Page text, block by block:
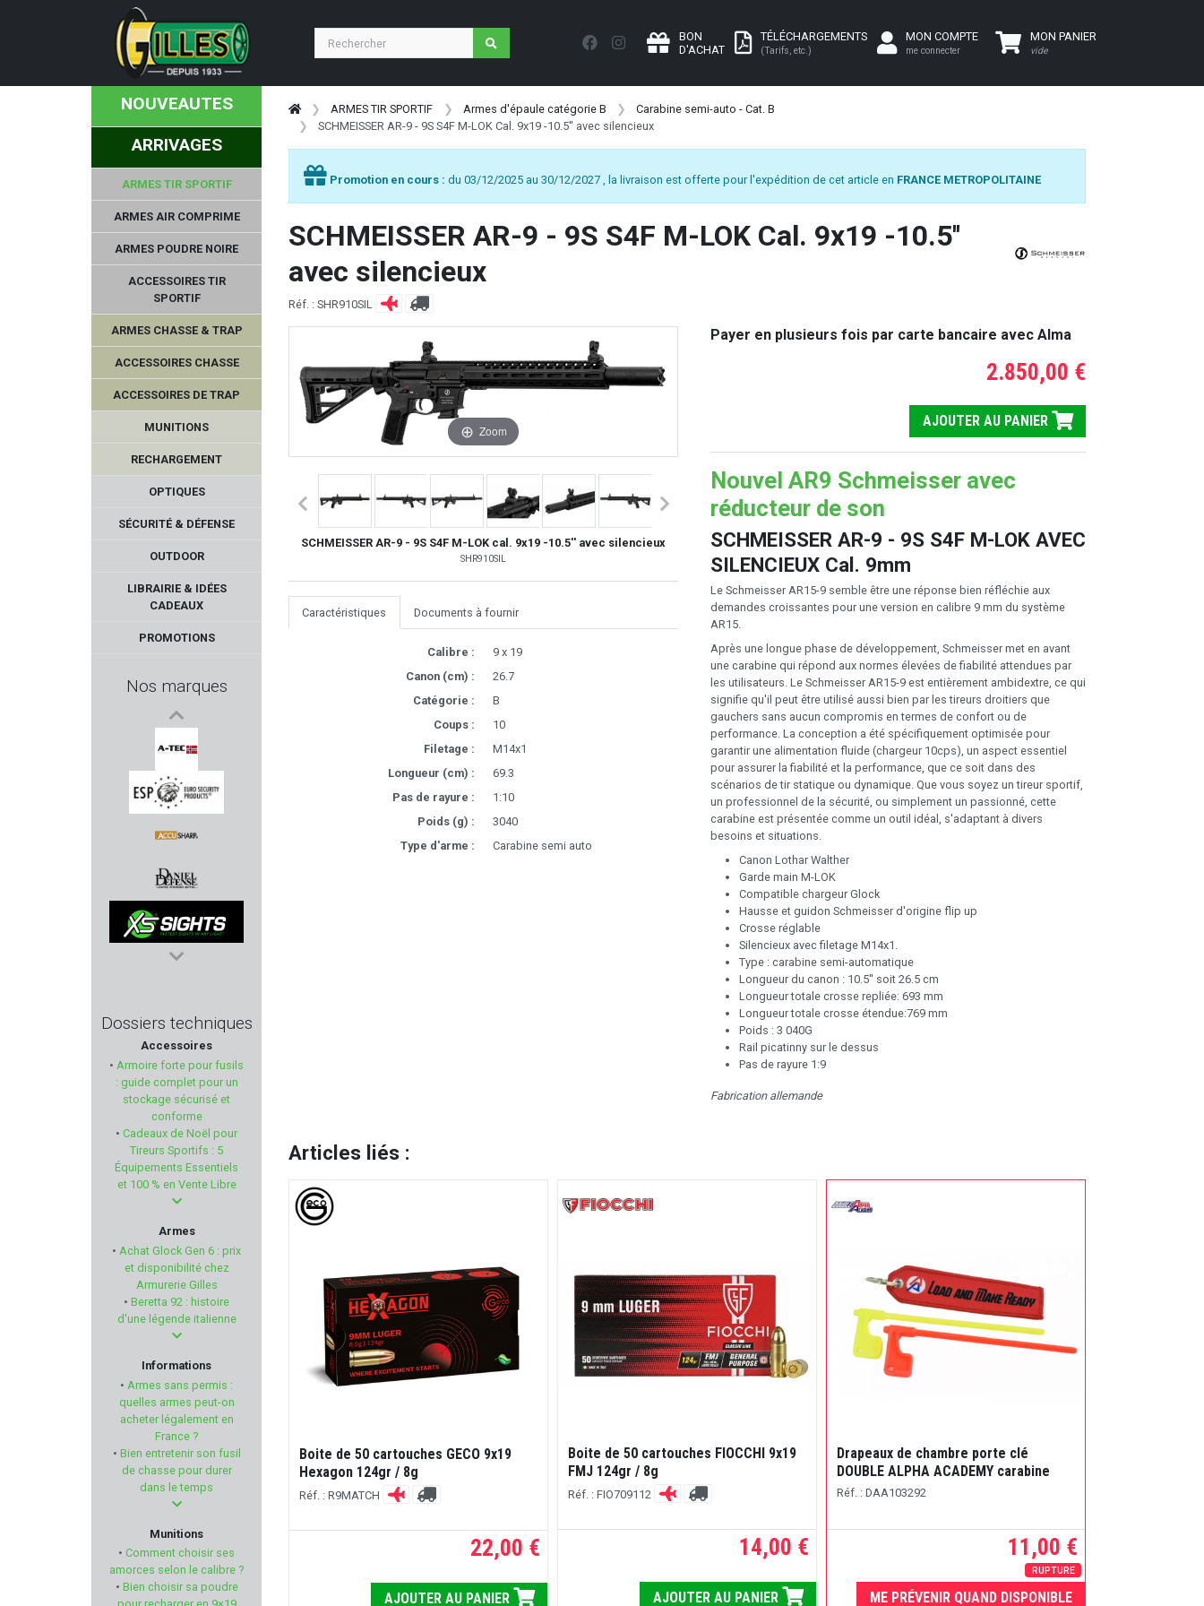
BON
D'ACHAT
TÉLÉCHARGEMENTS
(Tarifs, etc.)
MON COMPTE
me connecter
MON PANIER
vide
NOUVEAUTES
ARRIVAGES
ARMES TIR SPORTIF
ARMES AIR COMPRIME
ARMES POUDRE NOIRE
ACCESSOIRES TIR
SPORTIF
ARMES CHASSE & TRAP
ACCESSOIRES CHASSE
ACCESSOIRES DE TRAP
MUNITIONS
RECHARGEMENT
OPTIQUES
SÉCURITÉ & DÉFENSE
OUTDOOR
LIBRAIRIE & IDÉES
CADEAUX
PROMOTIONS
Nos marques
RECKNAGEL
A-TEC
ESP
ACCU SHARP
DANIEL DEFENSE
XS SIGHTS
ELEMENT-OPTIC
T4E
BROWNING
GSG - German Sport Gun
CANIK
LEATHERMAN
BLACK BEASTS
MFS AMMUNITION
ZASTAVA
CALDWELL
Dossiers techniques
Accessoires
• Armoire forte pour fusils
: guide complet pour un
stockage sécurisé et
conforme
• Cadeaux de Noël pour
Tireurs Sportifs : 5
Équipements Essentiels
et 100 % en Vente Libre
Armes
• Achat Glock Gen 6 : prix
et disponibilité chez
Armurerie Gilles
• Beretta 92 : histoire
d'une légende italienne
Informations
• Armes sans permis :
quelles armes peut-on
acheter légalement en
France ?
• Bien entretenir son fusil
de chasse pour durer
dans le temps
Munitions
• Comment choisir ses
amorces selon le calibre ?
• Bien choisir sa poudre
ARMES TIR SPORTIF Armes d'épaule catégorie B
Carabine semi-auto - Cat. B
SCHMEISSER AR-9 - 9S S4F M-LOK Cal. 9x19 -10.5'' avec silencieux
Promotion en cours : du 03/12/2025 au 30/12/2027 , la livraison est offerte pour l'expédition de cet article en FRANCE METROPOLITAINE
SCHMEISSER AR-9 - 9S S4F M-LOK Cal. 9x19 -10.5''
avec silencieux
Réf. : SHR910SIL
Zoom
SCHMEISSER AR-9 - 9S S4F M-LOK cal. 9x19 -10.5'' avec silencieux
SHR910SIL
Caractéristiques Documents à fournir
Calibre :
9 x 19
Canon (cm) :
26.7
Catégorie :
B
Coups :
10
Filetage :
M14x1
Longueur (cm) :
69.3
Pas de rayure :
1:10
Poids (g) :
3040
Type d'arme :
Carabine semi auto
Payer en plusieurs fois par carte bancaire avec Alma
2.850,00 €
AJOUTER AU PANIER
Nouvel AR9 Schmeisser avec
réducteur de son
SCHMEISSER AR-9 - 9S S4F M-LOK AVEC
SILENCIEUX Cal. 9mm
Le Schmeisser AR15-9 semble être une réponse bien réfléchie aux
demandes croissantes pour une version en calibre 9 mm du système
AR15.
Après une longue phase de développement, Schmeisser met en avant
une carabine qui répond aux normes élevées de fiabilité attendues par
les utilisateurs. Le Schmeisser AR15-9 est entièrement ambidextre, ce qui
signifie qu'il peut être utilisé aussi bien par les tireurs droitiers que
gauchers sans aucun compromis en termes de confort ou de
performance. La conception a été spécifiquement optimisée pour
garantir une alimentation fluide (chargeur 10cps), un aspect essentiel
pour assurer la fiabilité et la performance, que ce soit dans des
scénarios de tir statique ou dynamique. Que vous soyez un tireur sportif,
un professionnel de la sécurité, ou simplement un passionné, cette
carabine est présentée comme un outil idéal, s'adaptant à divers
besoins et situations.
Canon Lothar Walther
Garde main M-LOK
Compatible chargeur Glock
Hausse et guidon Schmeisser d'origine flip up
Crosse réglable
Silencieux avec filetage M14x1.
Type : carabine semi-automatique
Longueur du canon : 10.5'' soit 26.5 cm
Longueur totale crosse repliée: 693 mm
Longueur totale crosse étendue:769 mm
Poids : 3 040G
Rail picatinny sur le dessus
Pas de rayure 1:9
Fabrication allemande
Articles liés :
Chargeur 29 coups GLOCK pour PCC
60,00 €
AJOUTER AU PANIER
Boite de 50 cartouches GECO 9x19
Hexagon 124gr / 8g
Réf. : R9MATCH
22,00 €
AJOUTER AU PANIER
Boite de 50 cartouches FIOCCHI 9x19
FMJ 124gr / 8g
Réf. : FIO709112
14,00 €
AJOUTER AU PANIER
Drapeaux de chambre porte clé
DOUBLE ALPHA ACADEMY carabine
Réf. : DAA103292
11,00 €
RUPTURE
ME PRÉVENIR QUAND DISPONIBLE